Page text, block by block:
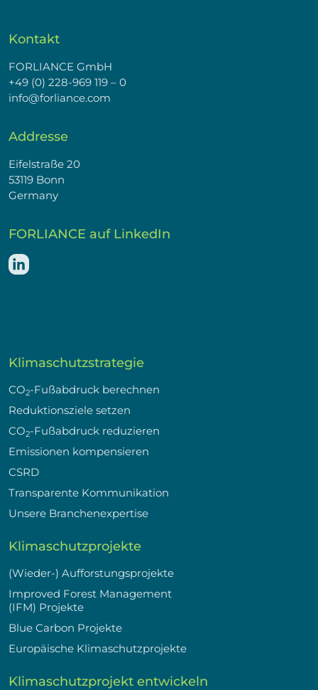
Kontakt
FORLIANCE GmbH
+49 (0) 228-969 119 – 0
info@forliance.com
Addresse
Eifelstraße 20
53119 Bonn
Germany
FORLIANCE auf LinkedIn
Klimaschutzstrategie
CO2-Fußabdruck berechnen
Reduktionsziele setzen
CO2-Fußabdruck reduzieren
Emissionen kompensieren
CSRD
Transparente Kommunikation
Unsere Branchenexpertise
Klimaschutzprojekte
(Wieder-) Aufforstungsprojekte
Improved Forest Management
(IFM) Projekte
Blue Carbon Projekte
Europäische Klimaschutzprojekte
Klimaschutzprojekt entwickeln